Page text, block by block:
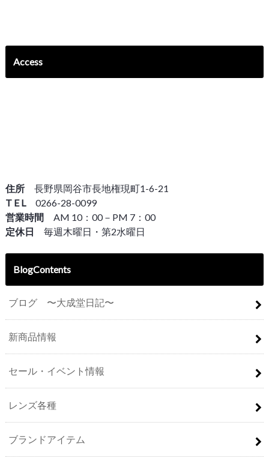
Access
住所 長野県岡谷市長地権現町1-6-21
T E L 0266-28-0099
営業時間 AM 10：00－PM 7：00
定休日
毎週木曜日・第2水曜日
BlogContents
ブログ 〜大成堂日記〜
新商品情報
セール・イベント情報
レンズ各種
ブランドアイテム